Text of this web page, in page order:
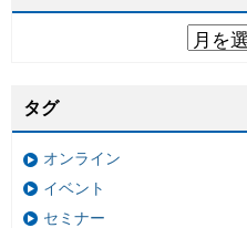
タグ
オンライン
イベント
セミナー